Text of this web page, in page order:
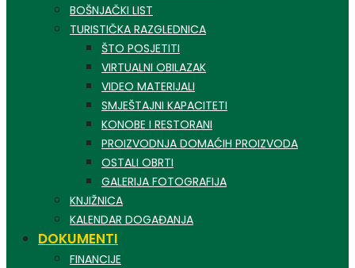
BOŠNJAČKI LIST
TURISTIČKA RAZGLEDNICA
ŠTO POSJETITI
VIRTUALNI OBILAZAK
VIDEO MATERIJALI
SMJEŠTAJNI KAPACITETI
KONOBE I RESTORANI
PROIZVODNJA DOMAĆIH PROIZVODA
OSTALI OBRTI
GALERIJA FOTOGRAFIJA
KNJIŽNICA
KALENDAR DOGAĐANJA
DOKUMENTI
FINANCIJE